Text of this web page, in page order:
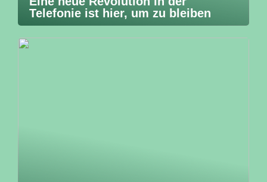
Telefonie ist hier, um zu bleiben